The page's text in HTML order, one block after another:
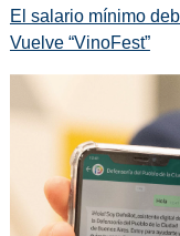
El salario mínimo
Vuelve “VinoFest”